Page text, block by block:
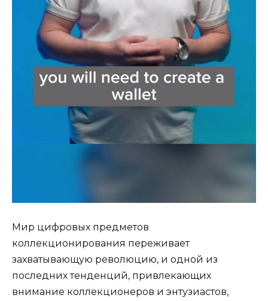
Мир цифровых предметов
коллекционирования переживает
захватывающую революцию, и одной из
последних тенденций, привлекающих
внимание коллекционеров и энтузиастов,